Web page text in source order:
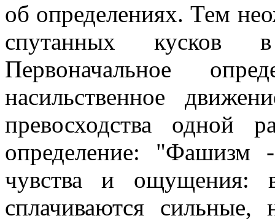
об определениях. Тем
спутанных кусков
Первоначальное
насильственное
превосходства одной
определение: "Фашизм
чувства и ощущения:
сплачиваются